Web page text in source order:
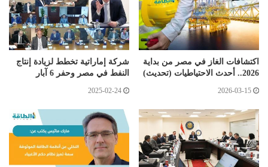
اكتشافات الغاز في مصر من بداية
2026.. أحدث الاحتياطيات (تحديث)
2026-03-15
شركة إماراتية تخطط لزيادة إنتاج
النفط في مصر وحفر 6 آبار
2025-02-24